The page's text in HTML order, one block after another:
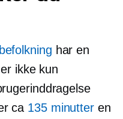
har en
ikke kun
ca 135 minutteren